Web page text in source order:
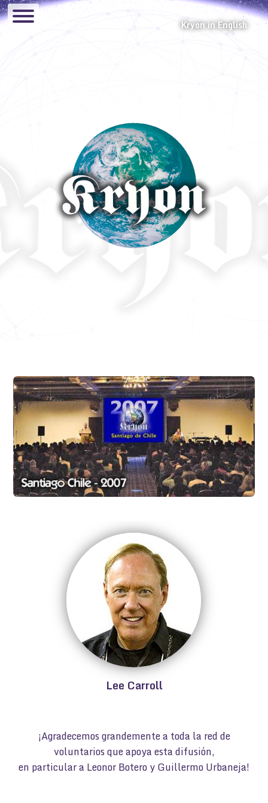
Kryon in English
Hermandad Lemuriana
Preguntas y Respuestas
Lee Carroll
¡Agradecemos grandemente a toda la red de
voluntarios que apoya esta difusión,
en particular a Leonor Botero y Guillermo Urbaneja!